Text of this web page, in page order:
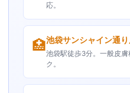
応。
🏥池袋サンシャイン通
池袋駅徒歩3分。一般皮
ク。